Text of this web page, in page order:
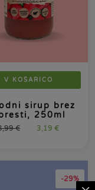
V KOŠARICO
sirup brez
250ml
€ 3,19 €
-29%